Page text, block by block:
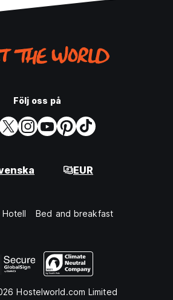
Följ oss på
EUR
Hotell Bed and breakfast
Hostelworld.com Limited